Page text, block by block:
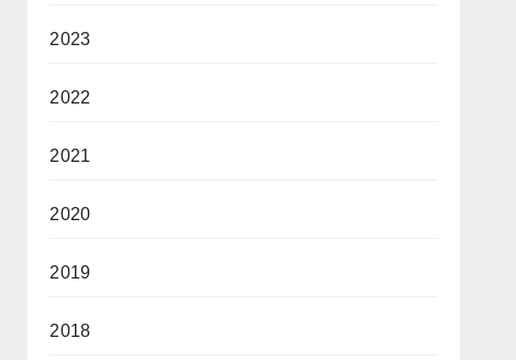
2023
2022
2021
2020
2019
2018